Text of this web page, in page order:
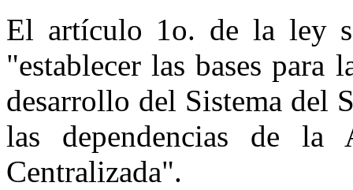
El artículo 1o. de la ley
"establecer las bases
desarrollo del Sistema del
las dependencias de la
Centralizada".